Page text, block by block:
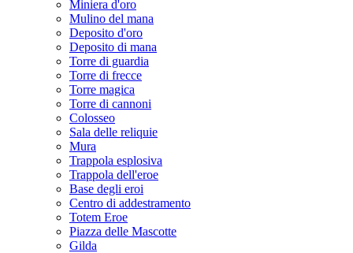
Miniera d'oro
Mulino del mana
Deposito d'oro
Deposito di mana
Torre di guardia
Torre di frecce
Torre magica
Torre di cannoni
Colosseo
Sala delle reliquie
Mura
Trappola esplosiva
Trappola dell'eroe
Base degli eroi
Centro di addestramento
Totem Eroe
Piazza delle Mascotte
Gilda